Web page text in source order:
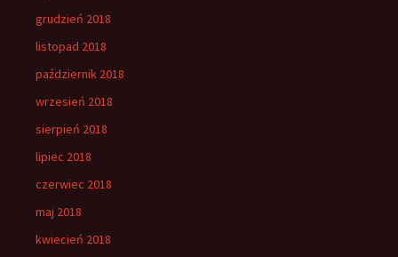
grudzień 2018
listopad 2018
październik 2018
wrzesień 2018
sierpień 2018
lipiec 2018
czerwiec 2018
maj 2018
kwiecień 2018